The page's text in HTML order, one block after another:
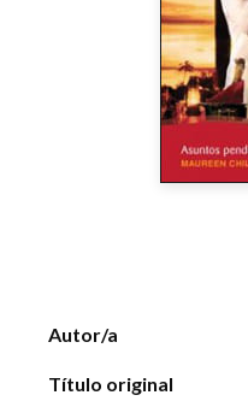
Autor/a
Título original